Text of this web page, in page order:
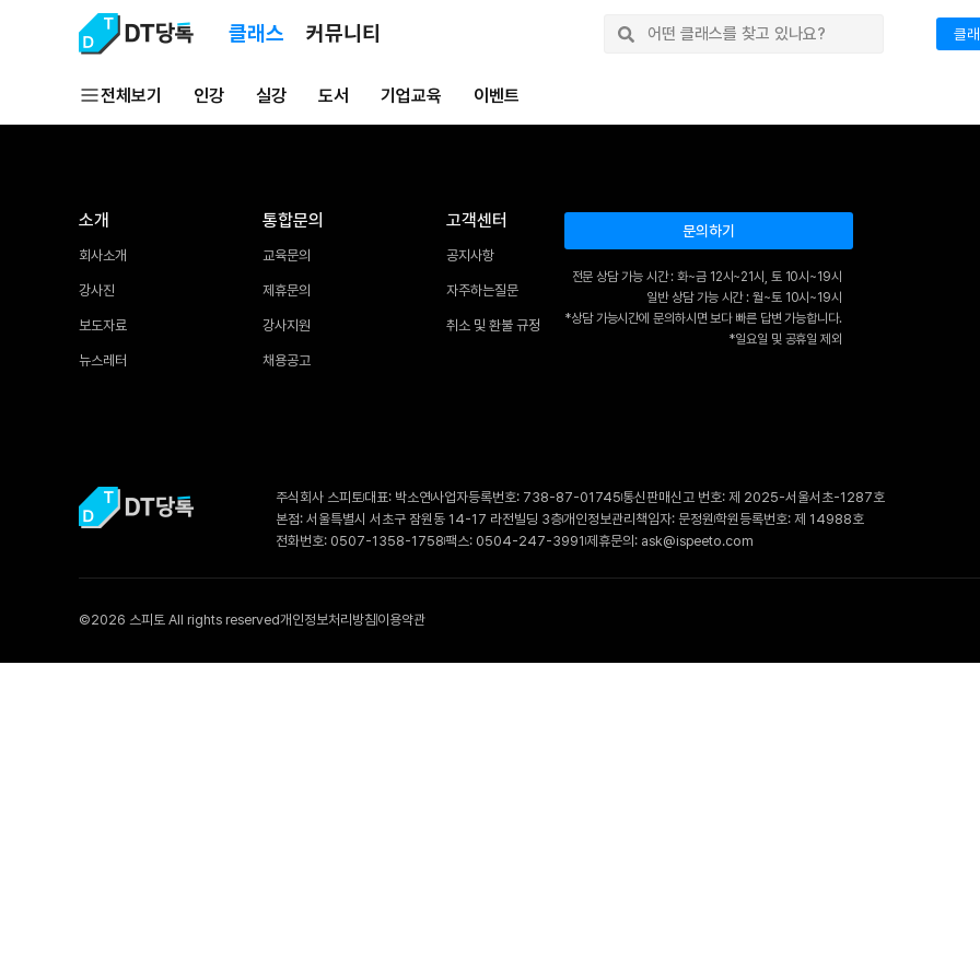
클래스 커뮤니티 클
전체보기 인강 실강 도서 기업교육 이벤트
소개
회사소개
강사진
보도자료
뉴스레터
통합문의
교육문의
제휴문의
강사지원
채용공고
고객센터
공지사항
자주하는질문
취소 및 환불 규정
문의하기
전문 상담 가능 시간 : 화~금 12시~21시, 토 10시~19시
일반 상담 가능 시간 : 월~토 10시~19시
*상담 가능시간에 문의하시면 보다 빠른 답변 가능합니다.
*일요일 및 공휴일 제외
주식회사 스피토대표: 박소연사업자등록번호: 738-87-01745 통신판매신고 번호: 제 2025-서울서초-1287호
본점: 서울특별시 서초구 잠원동 14-17 라전빌딩 3층개인정보관리책임자: 문정원 학원등록번호: 제 14988호
전화번호: 0507-1358-1758팩스: 0504-247-3991 제휴문의: ask@ispeeto.com
©2026 스피토 All rights reserved개인정보처리방침 이용약관